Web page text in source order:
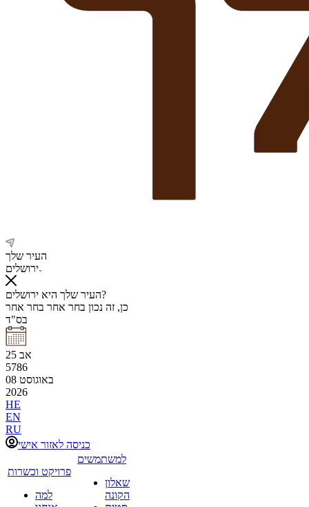
העיר שלך
ירושלים
העיר שלך היא ירושלים?
כן, זה נכון בחר אחר בחר אחר
בס"ד
25 אב
5786
08 באוגוסט
2026
HE
EN
RU
כניסה לאזור אישי
פרויקט וכשרות
למה
למשתמשים
שאלון
הקונה